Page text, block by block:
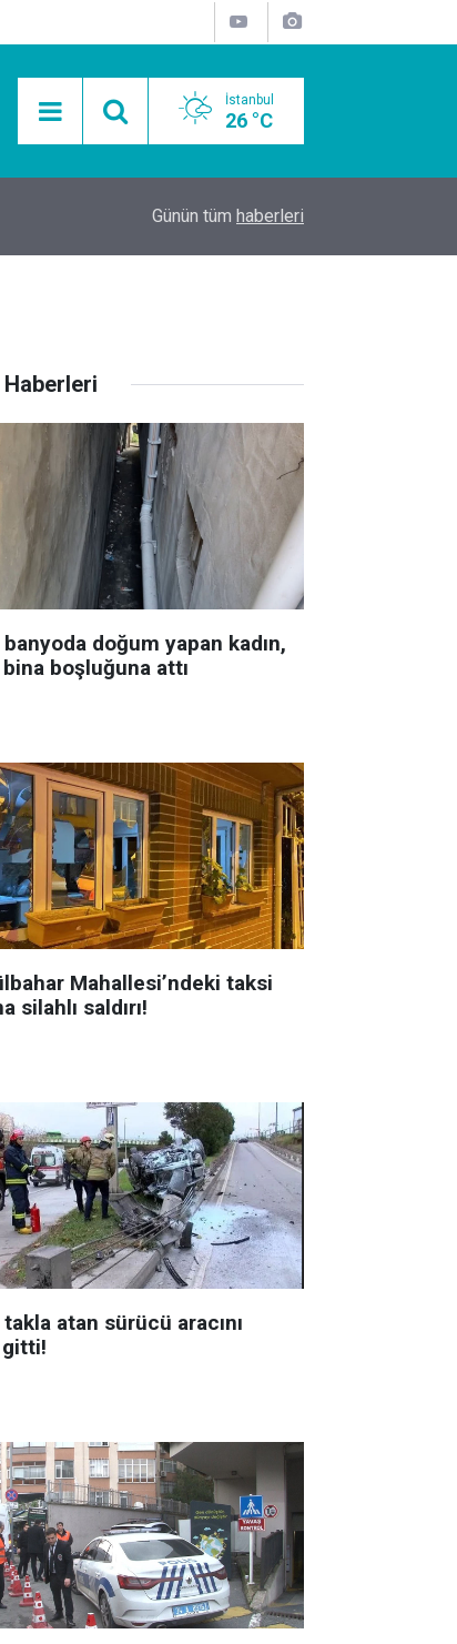
İstanbul
26 °C
Mobil Araçlarla Hayır Lokması Dağıtımının
Günün tüm haberleri
Haberleri
doğum yapan kadın,
boşluğuna attı
Mahallesi’ndeki taksi
silahlı saldırı!
atan sürücü aracını
gitti!